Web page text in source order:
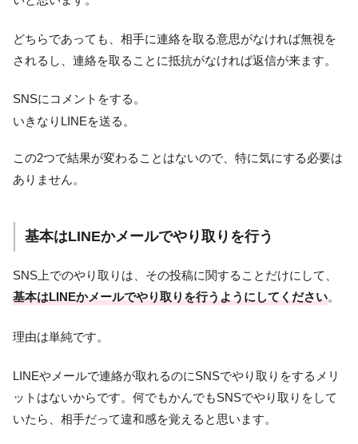
どちらであっても、相手に連絡を取る意思がなければ無視を
されるし、連絡を取ることに抵抗がなければ返信が来ます。
SNSにコメントをする。
いきなりLINEを送る。
この2つで結果が変わることはないので、特に気にする必要は
ありません。
基本はLINEかメールでやり取りを行う
SNS上でのやり取りは、その投稿に関することだけにして、
基本はLINEかメールでやり取りを行うようにしてください。
理由は単純です。
LINEやメールで連絡が取れるのにSNSでやり取りをするメリ
ットはないからです。何でもかんでもSNSでやり取りをして
いたら、相手だって違和感を覚えると思います。